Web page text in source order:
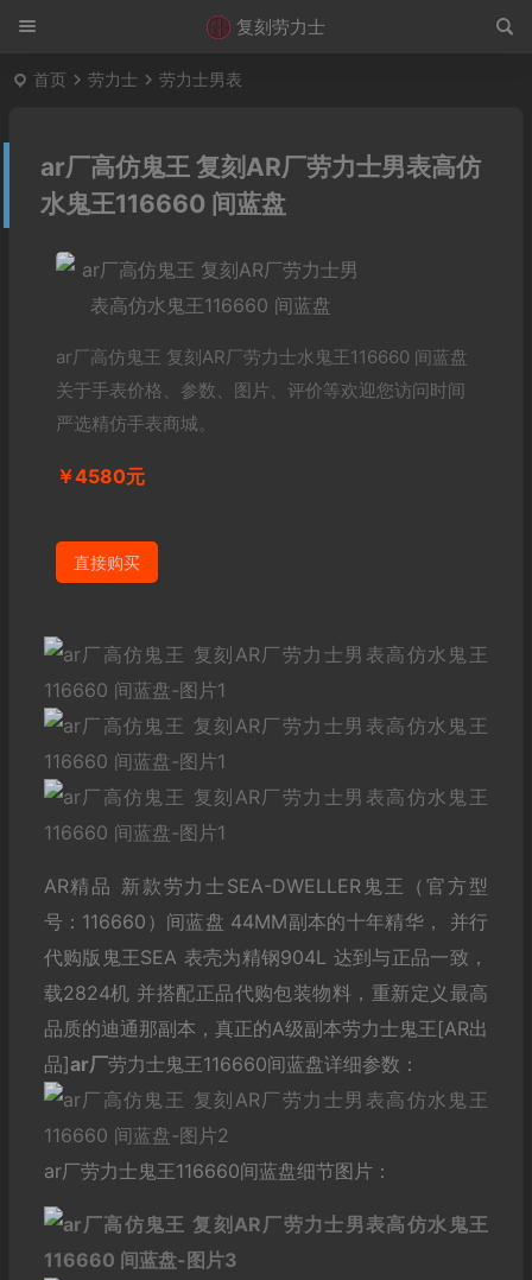
复刻劳力士
首页 劳力士 劳力士男表
ar厂高仿鬼王 复刻AR厂劳力士男表高仿
水鬼王116660 间蓝盘
ar厂高仿鬼王 复刻AR厂劳力士水鬼王116660 间蓝盘
关于手表价格、参数、图片、评价等欢迎您访问时间
严选精仿手表商城。
￥4580元
直接购买
AR精品 新款劳力士SEA-DWELLER鬼王（官方型
号：116660）间蓝盘 44MM副本的十年精华， 并行
代购版鬼王SEA 表壳为精钢904L 达到与正品一致，
载2824机 并搭配正品代购包装物料，重新定义最高
品质的迪通那副本，真正的A级副本劳力士鬼王[AR出
品]ar厂劳力士鬼王116660间蓝盘详细参数：
ar厂劳力士鬼王116660间蓝盘细节图片：